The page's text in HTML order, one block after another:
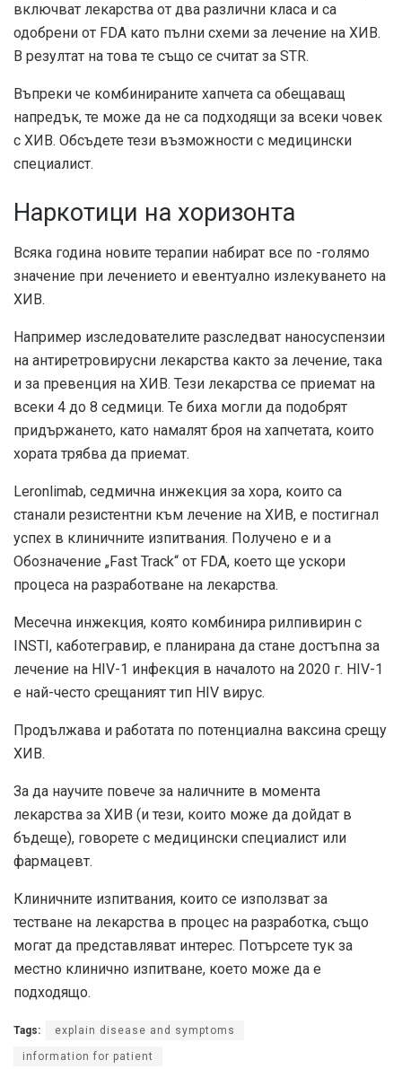
включват лекарства от два различни класа и са
одобрени от FDA като пълни схеми за лечение на ХИВ.
В резултат на това те също се считат за STR.
Въпреки че комбинираните хапчета са обещаващ
напредък, те може да не са подходящи за всеки човек
с ХИВ. Обсъдете тези възможности с медицински
специалист.
Наркотици на хоризонта
Всяка година новите терапии набират все по -голямо
значение при лечението и евентуално излекуването на
ХИВ.
Например изследователите разследват наносуспензии
на антиретровирусни лекарства както за лечение, така
и за превенция на ХИВ. Тези лекарства се приемат на
всеки 4 до 8 седмици. Те биха могли да подобрят
придържането, като намалят броя на хапчетата, които
хората трябва да приемат.
Leronlimab, седмична инжекция за хора, които са
станали резистентни към лечение на ХИВ, е постигнал
успех в клиничните изпитвания. Получено е и a
Обозначение „Fast Track“ от FDA, което ще ускори
процеса на разработване на лекарства.
Месечна инжекция, която комбинира рилпивирин с
INSTI, каботегравир, е планирана да стане достъпна за
лечение на HIV-1 инфекция в началото на 2020 г. HIV-1
е най-често срещаният тип HIV вирус.
Продължава и работата по потенциална ваксина срещу
ХИВ.
За да научите повече за наличните в момента
лекарства за ХИВ (и тези, които може да дойдат в
бъдеще), говорете с медицински специалист или
фармацевт.
Клиничните изпитвания, които се използват за
тестване на лекарства в процес на разработка, също
могат да представляват интерес. Потърсете тук за
местно клинично изпитване, което може да е
подходящо.
Tags: explain disease and symptoms
information for patient